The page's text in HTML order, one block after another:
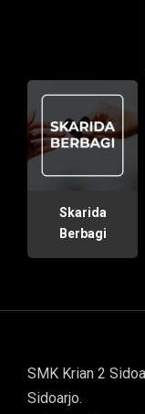
Skarida
Berbagi
SMK Krian 2
Sidoarjo.